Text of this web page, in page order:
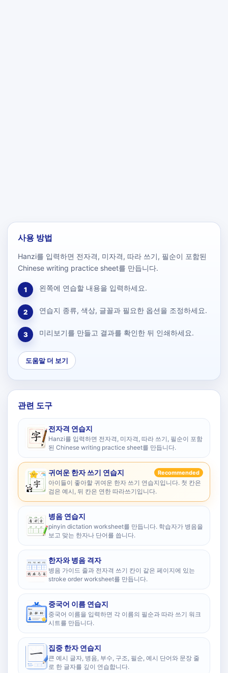
사용 방법
Hanzi를 입력하면 전자격, 미자격, 따라 쓰기, 필순이 포함된
Chinese writing practice sheet를 만듭니다.
1 왼쪽에 연습할 내용을 입력하세요.
2 연습지 종류, 색상, 글꼴과 필요한 옵션을 조정하세요.
3 미리보기를 만들고 결과를 확인한 뒤 인쇄하세요.
도움말 더 보기
관련 도구
전자격 연습지
Hanzi를 입력하면 전자격, 미자격, 따라 쓰기, 필순이 포함
된 Chinese writing practice sheet를 만듭니다.
귀여운 한자 쓰기 연습지 Recommended
아이들이 좋아할 귀여운 한자 쓰기 연습지입니다. 첫 칸은
검은 예시, 뒤 칸은 연한 따라쓰기입니다.
병음 연습지
pinyin dictation worksheet를 만듭니다. 학습자가 병음을
보고 맞는 한자나 단어를 씁니다.
한자와 병음 격자
병음 가이드 줄과 전자격 쓰기 칸이 같은 페이지에 있는
stroke order worksheet를 만듭니다.
중국어 이름 연습지
중국어 이름을 입력하면 각 이름의 필순과 따라 쓰기 워크
시트를 만듭니다.
집중 한자 연습지
큰 예시 글자, 병음, 부수, 구조, 필순, 예시 단어와 문장 줄
로 한 글자를 깊이 연습합니다.